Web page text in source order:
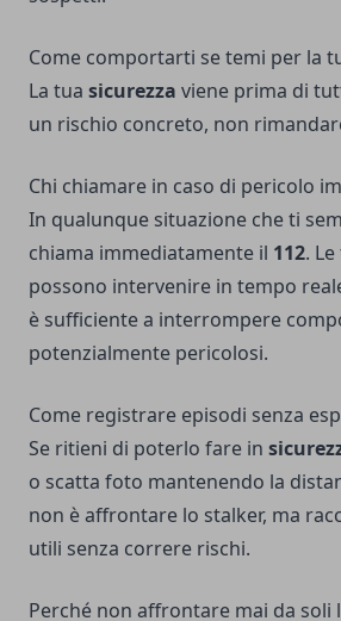
Come comportarti se temi per la
La tua sicurezza viene prima di
un rischio concreto, non
Chi chiamare in caso di pericolo
In qualunque situazione che ti
chiama immediatamente il 112.
possono intervenire in tempo
è sufficiente a interrompere
potenzialmente pericolosi.
Come registrare episodi senza
Se ritieni di poterlo fare in
o scatta foto mantenendo la
non è affrontare lo stalker, ma
utili senza correre rischi.
Perché non affrontare mai da soli